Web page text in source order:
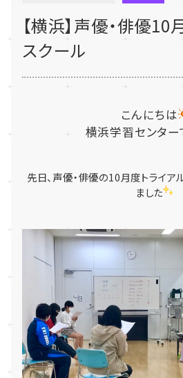
【横浜】声優・俳優10
スクール
こんにちは
横浜学習センター
先日、声優・俳優の10月度トライ
ました